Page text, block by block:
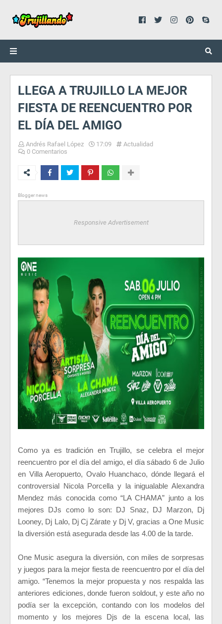
LLEGA A TRUJILLO LA MEJOR
FIESTA DE REENCUENTRO POR
EL DÍA DEL AMIGO
Andrés Rafael López 17:09
Actualidad
0 Comentarios
Blogger news
Responsive Advertisement
Como ya es tradición en Trujillo, se celebra el mejor
reencuentro por el día del amigo, el día sábado 6 de Julio
en Villa Aeropuerto, Ovalo Huanchaco, dónde llegará el
controversial Nicola Porcella y la inigualable Alexandra
Mendez más conocida como “LA CHAMA” junto a los
mejores DJs como lo son: DJ Snaz, DJ Marzon, Dj
Looney, Dj Lalo, Dj Cj Zárate y Dj V, gracias a One Music
la diversión está asegurada desde las 4.00 de la tarde.
One Music asegura la diversión, con miles de sorpresas
y juegos para la mejor fiesta de reencuentro por el día del
amigo. “Tenemos la mejor propuesta y nos respalda las
anteriores ediciones, donde fueron soldout, y este año no
podía ser la excepción, contando con los modelos del
momento y los mejores Djs de la escena local, las